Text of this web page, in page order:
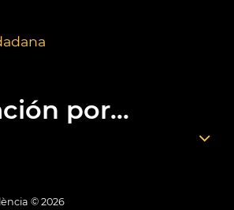
por...
© 2026